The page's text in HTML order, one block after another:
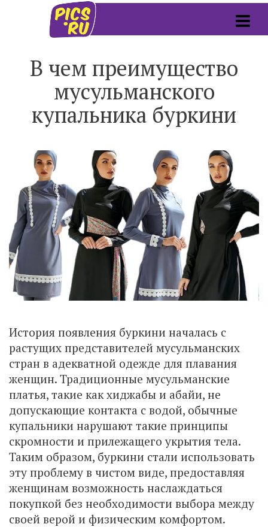
В чем преимущество
мусульманского
купальника буркини
История появления буркини началась с
растущих представителей мусульманских
стран в адекватной одежде для плавания
женщин. Традиционные мусульманские
платья, такие как хиджабы и абайи, не
допускающие контакта с водой, обычные
купальники нарушают такие принципы
скромности и прилежащего укрытия тела.
Таким образом, буркини стали использовать
эту проблему в чистом виде, предоставляя
женщинам возможность наслаждаться
покупкой без необходимости выбора между
своей верой и физическим комфортом.